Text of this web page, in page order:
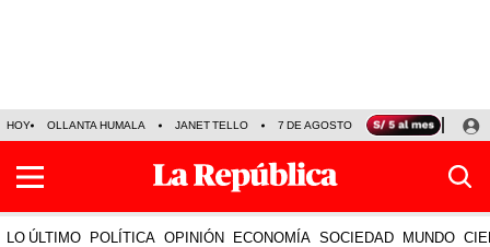
HOY OLLANTA HUMALA JANET TELLO 7 DE AGOSTO TINKA RESULTADOS
LO ÚLTIMO POLÍTICA OPINIÓN ECONOMÍA SOCIEDAD MUNDO